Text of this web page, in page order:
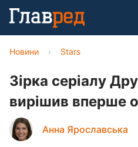
Новини › Stars
Зірка серіалу
вирішив вперше
Анна Ярославська